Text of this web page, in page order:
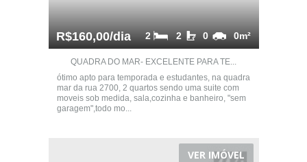
R$160,00/dia 0m²
0
2
2
QUADRA DO MAR- EXCELENTE PARA TE...
ótimo apto para temporada e estudantes, na quadra
mar da rua 2700, 2 quartos sendo uma suite com
moveis sob medida, sala,cozinha e banheiro, "sem
garagem",todo mo...
VER IMÓVEL